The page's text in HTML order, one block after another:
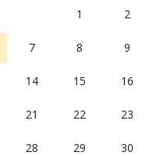
1
2
7 8 9
14 15 16
21 22 23
28 29 30